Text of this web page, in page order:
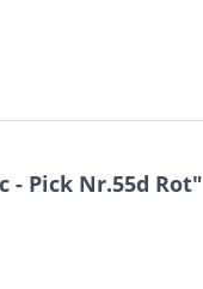
- Pick Nr.55d Rot"